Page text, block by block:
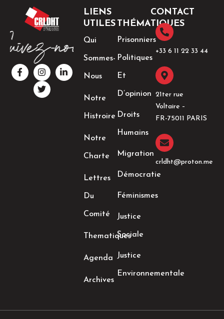
F
a
c
I
n
s
t
a
L
i
n
T
w
i
t
t
LIENS
UTILES
Qui
Sommes-
Nous
Notre
Histroire
Notre
Charte
Lettres
Du
Comité
Thematiques
Agenda
Archives
THÉMATIQUES
Prisonniers
Politiques
Et
D’opinion
Droits
Humains
Migration
Démocratie
Féminismes
Justice
Sociale
Justice
Environnementale
CONTACT
+33 6 11 22 33 44​
21ter rue
Voltaire –
FR-75011 PARIS
crldht@proton.me